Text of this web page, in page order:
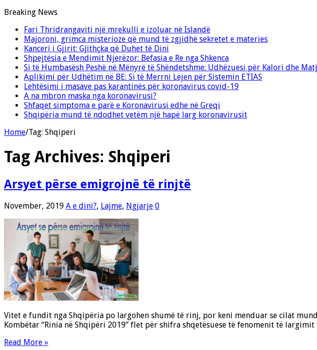
Breaking News
Fari Thridrangaviti një mrekulli e izoluar në Islandë
Majoroni, grimca misterioze që mund të zgjidhë sekretet e materies
Kanceri i Gjirit: Gjithçka që Duhet të Dini
Shpejtësia e Mendimit Njerëzor: Befasia e Re nga Shkenca
Si të Humbasësh Peshë në Mënyrë të Shëndetshme: Udhëzuesi për Kalori dhe
Aplikimi për Udhëtim në BE: Si të Merrni Lejen për Sistemin ETIAS
Lehtësimi i masave pas karantinës për koronavirus covid-19
A na mbron maska nga koronavirusi?
Shfaqet simptoma e parë e Koronavirusi edhe në Greqi
Shqipëria mund të ndodhet vetëm një hapë larg koronavirusit
Home/Tag: Shqiperi
Tag Archives: Shqiperi
Arsyet përse emigrojnë të rinjtë
November, 2019 A e dini?, Lajme, Ngjarje 0
Vitet e fundit nga Shqipëria po largohen shumë të rinj, por keni menduar se cilat
Kombëtar “Rinia në Shqipëri 2019” flet për shifra shqetësuese të fenomenit të
Read More »